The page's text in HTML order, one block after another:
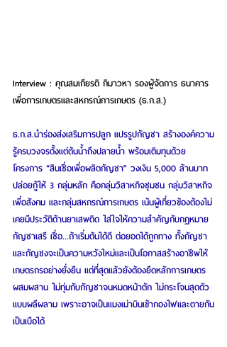
Interview : คุณสมเกียรติ กิมาวหา รองผู้จัดการ ธนาคาร
เพื่อการเกษตรและสหกรณ์การเกษตร (ธ.ก.ส.)
ธ.ก.ส.นำร่องส่งเสริมการปลูก แปรรูปกัญชา สร้างองค์ความ
รู้ครบวงจรตั้งแต่ต้นน้ำถึงปลายน้ำ พร้อมเติมทุนด้วย
โครงการ “สินเชื่อเพื่อผลิตกัญชา” วงเงิน 5,000 ล้านบาท
ปล่อยกู้ให้ 3 กลุ่มหลัก คือกลุ่มวิสาหกิจชุมชน กลุ่มวิสาหกิจ
เพื่อสังคม และกลุ่มสหกรณ์การเกษตร เน้นผู้เกี่ยวข้องต้องไม่
เคยมีประวัติด้านยาเสพติด ใส่ใจให้ความสำคัญกับกฎหมาย
กัญชาเสรี เชื่อ...ถ้าเริ่มต้นได้ดี ต่อยอดได้ถูกทาง ทั้งกัญชา
และกัญชงจะเป็นความหวังใหม่และเป็นโอกาสสร้างอาชีพให้
เกษตรกรอย่างยั่งยืน แต่ที่สุดแล้วยังต้องยึดหลักการเกษตร
ผสมผสาน ไม่ทุ่มกับกัญชาจนหมดหน้าตัก ไม่กระโจนสุดตัว
แบบผลีผลาม เพราะอาจเป็นแมงเม่าบินเข้ากองไฟและตายกัน
เป็นเบือได้